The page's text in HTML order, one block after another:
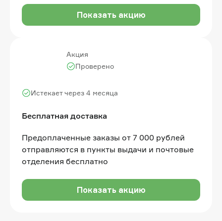
Показать акцию
Акция
Бесплатная доставка
Истекает через 4 месяца
Проверено
Предоплаченные заказы от 7 000 рублей
отправляются в пункты выдачи и почтовые
отделения бесплатно
Показать акцию